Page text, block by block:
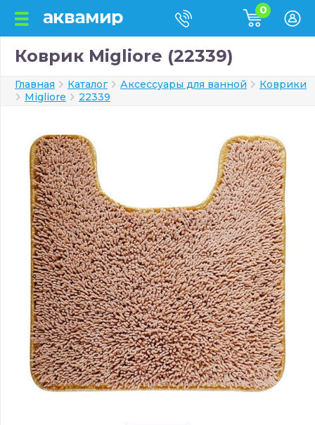
0
Коврик Migliore (22339)
Главная Каталог Аксессуары для ванной
Коврики
Migliore
22339